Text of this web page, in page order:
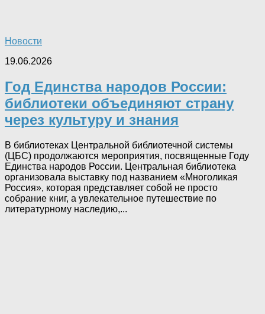
Новости
19.06.2026
Год Единства народов России:
библиотеки объединяют страну
через культуру и знания
В библиотеках Центральной библиотечной системы
(ЦБС) продолжаются мероприятия, посвященные Году
Единства народов России. Центральная библиотека
организовала выставку под названием «Многоликая
Россия», которая представляет собой не просто
собрание книг, а увлекательное путешествие по
литературному наследию,...